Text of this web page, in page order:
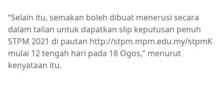
“Selain itu, semakan boleh dibuat menerusi secara
dalam talian untuk dapatkan slip keputusan penuh
STPM 2021 di pautan http://stpm.mpm.edu.my/stpmK
mulai 12 tengah hari pada 18 Ogos,” menurut
kenyataan itu.